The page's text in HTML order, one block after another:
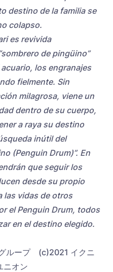
destino de la familia se
colapso.
es revivida
de pingüino”
los engranajes
fielmente. Sin
milagrosa, viene un
dentro de su cuerpo,
a raya su destino
inútil del
(Penguin Drum)”. En
que seguir los
desde su propio
las vidas de otros
el Penguin Drum, todos
en el destino elegido.
ループ (c)2021 イクニ
ニオン